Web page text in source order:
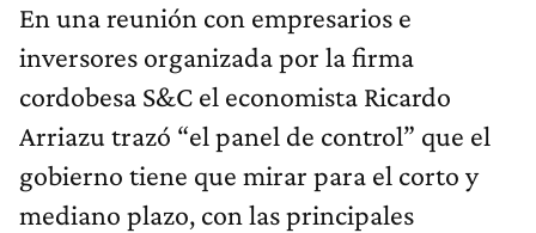
En una reunión con empresarios e
inversores organizada por la firma
cordobesa S&C el economista Ricardo
Arriazu trazó “el panel de control” que el
gobierno tiene que mirar para el corto y
mediano plazo, con las principales